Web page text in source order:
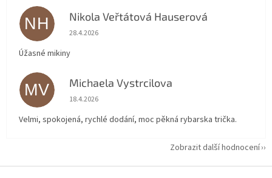
NH Nikola Veřtátová Hauserová
Hodnocení obchodu je 5 z 5 hvězdiček.
28.4.2026
Úžasné mikiny
MV Michaela Vystrcilova
Hodnocení obchodu je 5 z 5 hvězdiček.
18.4.2026
Velmi, spokojená, rychlé dodání, moc pěkná rybarska trička.
Zobrazit další hodnocení